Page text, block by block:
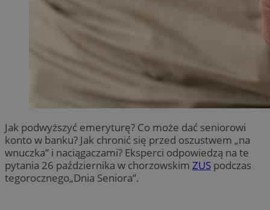
Jak podwyższyć emeryturę? Co może dać seniorowi
konto w banku? Jak chronić się przed oszustwem „na
wnuczka” i naciągaczami? Eksperci odpowiedzą na te
pytania 26 października w chorzowskim ZUS podczas
tegorocznego„Dnia Seniora”.